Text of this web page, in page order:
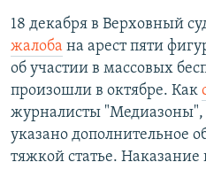
18 декабря в Верховный
жалоба на арест пяти
об участии в массовых
произошли в октябре. Как
журналисты "Медиазоны",
указано дополнительное
тяжкой статье. Наказание